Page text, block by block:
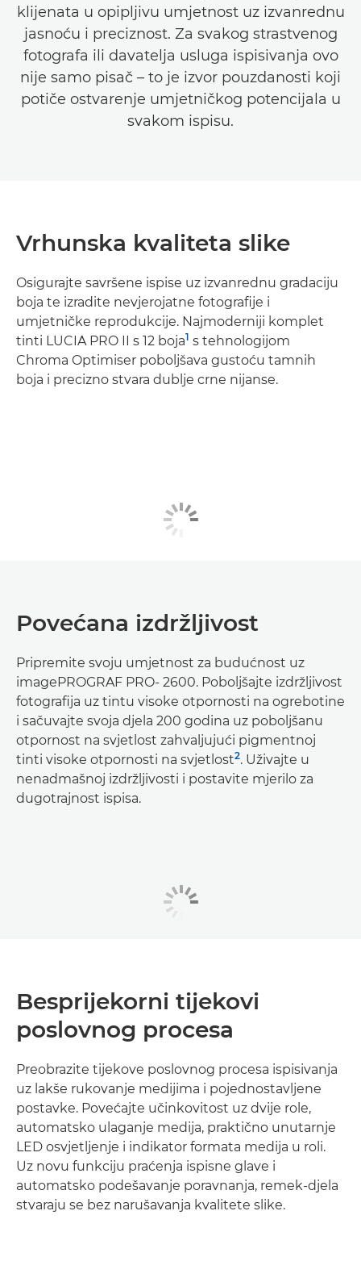
klijenata u opipljivu umjetnost uz izvanrednu
jasnoću i preciznost. Za svakog strastvenog
fotografa ili davatelja usluga ispisivanja ovo
nije samo pisač – to je izvor pouzdanosti koji
potiče ostvarenje umjetničkog potencijala u
svakom ispisu.
Vrhunska kvaliteta slike
Osigurajte savršene ispise uz izvanrednu gradaciju
boja te izradite nevjerojatne fotografije i
umjetničke reprodukcije. Najmoderniji komplet
tinti LUCIA PRO II s 12 boja1 s tehnologijom
Chroma Optimiser poboljšava gustoću tamnih
boja i precizno stvara dublje crne nijanse.
Povećana izdržljivost
Pripremite svoju umjetnost za budućnost uz
imagePROGRAF PRO- 2600. Poboljšajte izdržljivost
fotografija uz tintu visoke otpornosti na ogrebotine
i sačuvajte svoja djela 200 godina uz poboljšanu
otpornost na svjetlost zahvaljujući pigmentnoj
tinti visoke otpornosti na svjetlost2. Uživajte u
nenadmašnoj izdržljivosti i postavite mjerilo za
dugotrajnost ispisa.
Besprijekorni tijekovi
poslovnog procesa
Preobrazite tijekove poslovnog procesa ispisivanja
uz lakše rukovanje medijima i pojednostavljene
postavke. Povećajte učinkovitost uz dvije role,
automatsko ulaganje medija, praktično unutarnje
LED osvjetljenje i indikator formata medija u roli.
Uz novu funkciju praćenja ispisne glave i
automatsko podešavanje poravnanja, remek-djela
stvaraju se bez narušavanja kvalitete slike.